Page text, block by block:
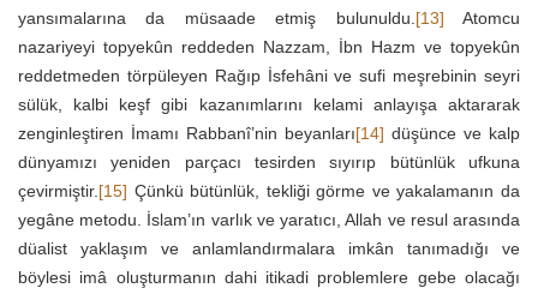
yansımalarına da müsaade etmiş bulunuldu. [13] Atomcu
nazariyeyi topyekûn reddeden Nazzam, İbn Hazm ve topyekûn
reddetmeden törpüleyen Rağıp İsfehâni ve sufi meşrebinin seyri
sülük, kalbi keşf gibi kazanımlarını kelami anlayışa aktararak
zenginleştiren İmamı Rabbanî’nin beyanları[14] düşünce ve kalp
dünyamızı yeniden parçacı tesirden sıyırıp bütünlük ufkuna
çevirmiştir. [15] Çünkü bütünlük, tekliği görme ve yakalamanın da
yegâne metodu. İslam’ın varlık ve yaratıcı, Allah ve resul arasında
düalist yaklaşım ve anlamlandırmalara imkân tanımadığı ve
böylesi imâ oluşturmanın dahi itikadi problemlere gebe olacağı